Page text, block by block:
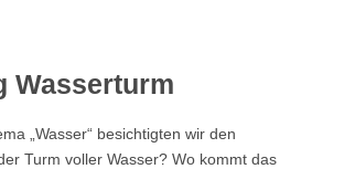
Wasserturm
„Wasser“ besichtigten wir den
Turm voller Wasser? Wo kommt das